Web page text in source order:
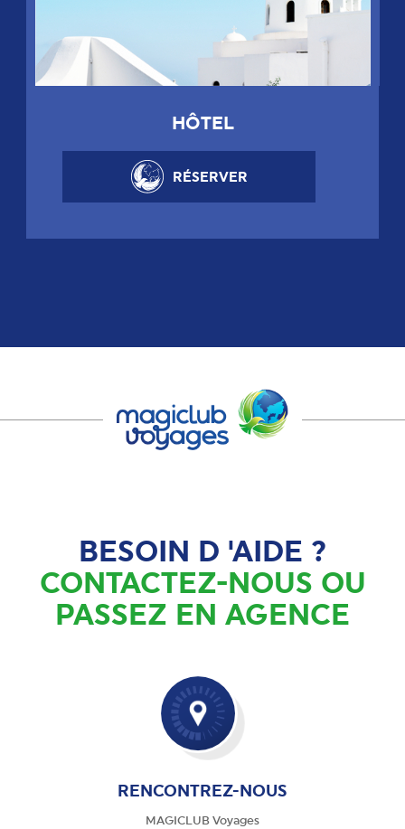
HÔTEL
RÉSERVER
BESOIN D 'AIDE ?
CONTACTEZ-NOUS OU
PASSEZ EN AGENCE
RENCONTREZ-NOUS
MAGICLUB Voyages